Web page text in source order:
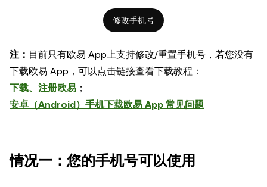
修改手机号
注： 目前只有欧易 App上支持修改/重置手机号，若您没有
下载欧易 App，可以点击链接查看下载教程：
下载、注册欧易 ；
安卓（Android）手机下载欧易 App 常见问题
情况一：您的手机号可以使用